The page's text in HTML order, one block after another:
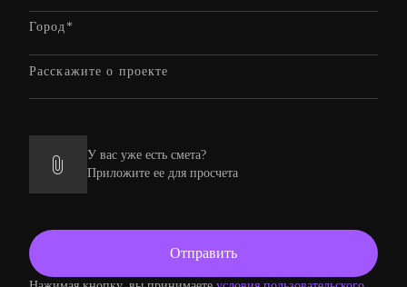
У вас уже есть смета?
Приложите ее для просчета